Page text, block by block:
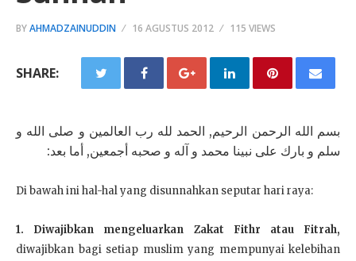
BYAHMADZAINUDDIN 16 AGUSTUS 2012 115 VIEWS
SHARE:
بسم الله الرحمن الرحيم, الحمد لله رب العالمين و صلى الله و
سلم و بارك على نبينا محمد و آله و صحبه أجمعين, أما بعد:
Di bawah ini hal-hal yang disunnahkan seputar hari raya:
1. Diwajibkan mengeluarkan Zakat Fithr atau Fitrah,
diwajibkan bagi setiap muslim yang mempunyai kelebihan